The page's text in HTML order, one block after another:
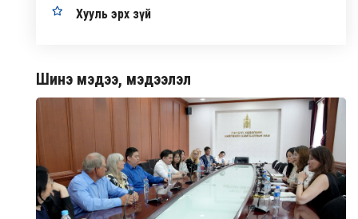
Хууль эрх зүй
Шинэ мэдээ, мэдээлэл